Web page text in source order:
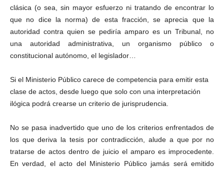
clásica (o sea, sin mayor esfuerzo ni tratando de encontrar lo
que no dice la norma) de esta fracción, se aprecia que la
autoridad contra quien se pediría amparo es un Tribunal, no
una autoridad administrativa, un organismo público o
constitucional autónomo, el legislador…
Si el Ministerio Público carece de competencia para emitir esta
clase de actos, desde luego que solo con una interpretación
ilógica podrá crearse un criterio de jurisprudencia.
No se pasa inadvertido que uno de los criterios enfrentados de
los que deriva la tesis por contradicción, alude a que por no
tratarse de actos dentro de juicio el amparo es improcedente.
En verdad, el acto del Ministerio Público jamás será emitido